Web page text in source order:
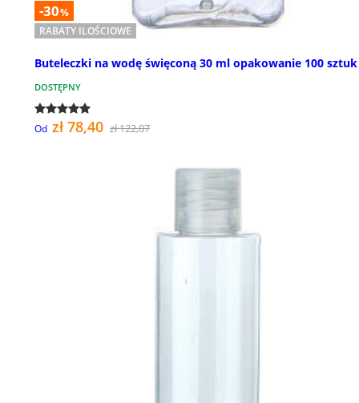
-30%
RABATY ILOŚCIOWE
Buteleczki na wodę święconą 30 ml opakowanie 100 sztuk
DOSTĘPNY
Od zł 78,40 zł 122,07